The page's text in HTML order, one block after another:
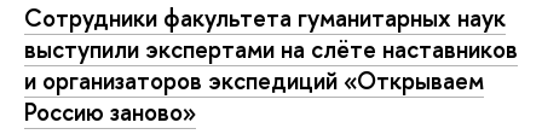
Сотрудники факультета гуманитарных наук
выступили экспертами на слёте наставников
и организаторов экспедиций «Открываем
Россию заново»